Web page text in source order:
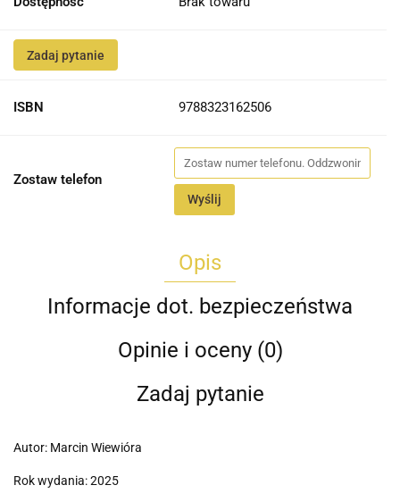
Zadaj pytanie
ISBN 9788323162506
Zostaw telefon
Wyślij
Opis
Informacje dot. bezpieczeństwa
Opinie i oceny (0)
Zadaj pytanie
Autor: Marcin Wiewióra
Rok wydania: 2025